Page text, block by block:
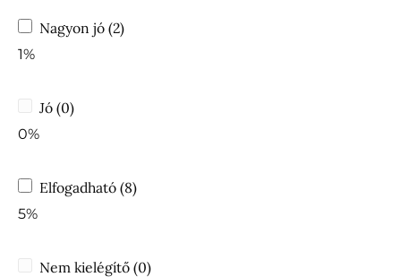
Nagyon jó (2)
1%
Jó (0)
0%
Elfogadható (8)
5%
Nem kielégítő (0)